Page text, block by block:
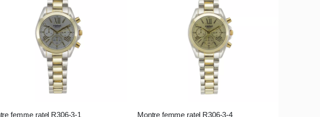
femme ratel R306-3-1 Montre femme ratel R306-3-4